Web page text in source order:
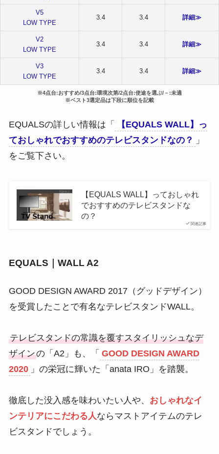
V5
LOW TYPE
3.4 3.4 詳細≫
V2
LOW TYPE
3.4 3.4 詳細≫
V3
LOW TYPE
3.4 3.4 詳細≫
※4点台:おすすめ/3点台:環境次第/2点台:使途を選ぶ/－:未適
※ベスト3選定品は下段に順位を記載
EQUALSの詳しい情報は「
【EQUALS WALL】っ
ておしゃれでおすすめのテレビスタンドなの？
」
をご覧下さい。
関連記事
【EQUALS WALL】っておしゃれ
でおすすめのテレビスタンドな
の？
EQUALS｜WALL A2
GOOD DESIGN AWARD 2017（グッドデザイン）
を受賞したことで有名なテレビスタンドWALL。
テレビスタンドの常識を覆すスタイリッシュなデ
ザインの「A2」も、「 GOOD DESIGN AWARD
2020 」の栄冠に輝いた「anata IRO」を踏襲。
徹底した没入感を味わいたい人や、 おしゃれなイ
ンテリアにこだわる人 ならマストアイテムのテレ
ビスタンドでしょう。